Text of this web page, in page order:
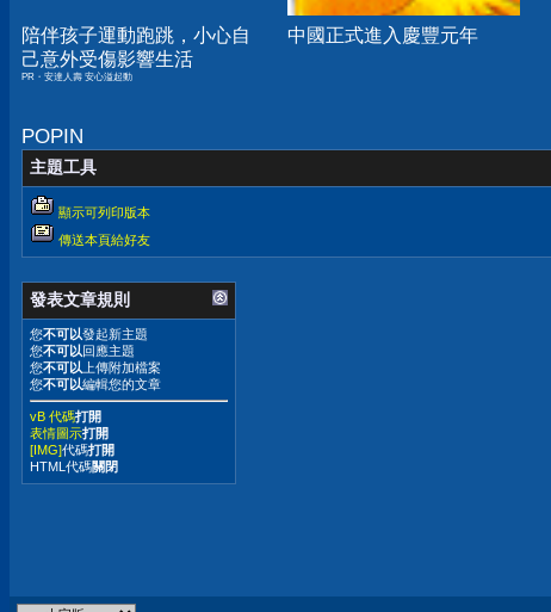
陪伴孩子運動跑跳，小心自
己意外受傷影響生活
PR・安達人壽 安心溢起動
中國正式進入慶豐元年
POPIN
主題工具
顯示可列印版本
傳送本頁給好友
發表文章規則
您不可以發起新主題
您不可以回應主題
您不可以 上傳附加檔案
您不可以編輯您的文章
vB 代碼打開
表情圖示打開
[IMG]代碼打開
HTML代碼關閉